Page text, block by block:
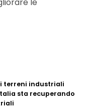
terreni industriali
sta recuperando